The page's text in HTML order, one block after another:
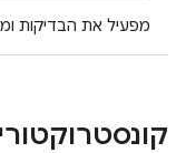
מפעיל את הבדיקות